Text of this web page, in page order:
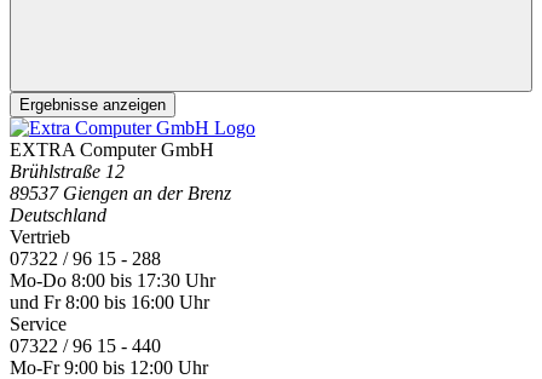
Ergebnisse anzeigen
EXTRA Computer GmbH
Brühlstraße 12
89537 Giengen an der Brenz
Deutschland
Vertrieb
07322 / 96 15 - 288
Mo-Do 8:00 bis 17:30 Uhr
und Fr 8:00 bis 16:00 Uhr
Service
07322 / 96 15 - 440
Mo-Fr 9:00 bis 12:00 Uhr